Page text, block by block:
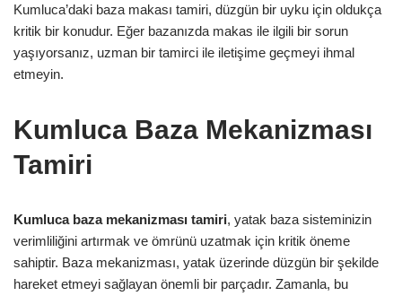
Kumluca’daki baza makası tamiri, düzgün bir uyku için oldukça
kritik bir konudur. Eğer bazanızda makas ile ilgili bir sorun
yaşıyorsanız, uzman bir tamirci ile iletişime geçmeyi ihmal
etmeyin.
Kumluca Baza Mekanizması
Tamiri
Kumluca baza mekanizması tamiri, yatak baza sisteminizin
verimliliğini artırmak ve ömrünü uzatmak için kritik öneme
sahiptir. Baza mekanizması, yatak üzerinde düzgün bir şekilde
hareket etmeyi sağlayan önemli bir parçadır. Zamanla, bu